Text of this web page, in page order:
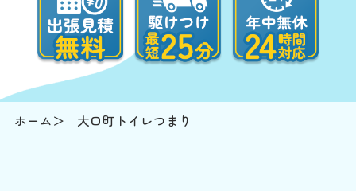
ホーム 大口町トイレつまり